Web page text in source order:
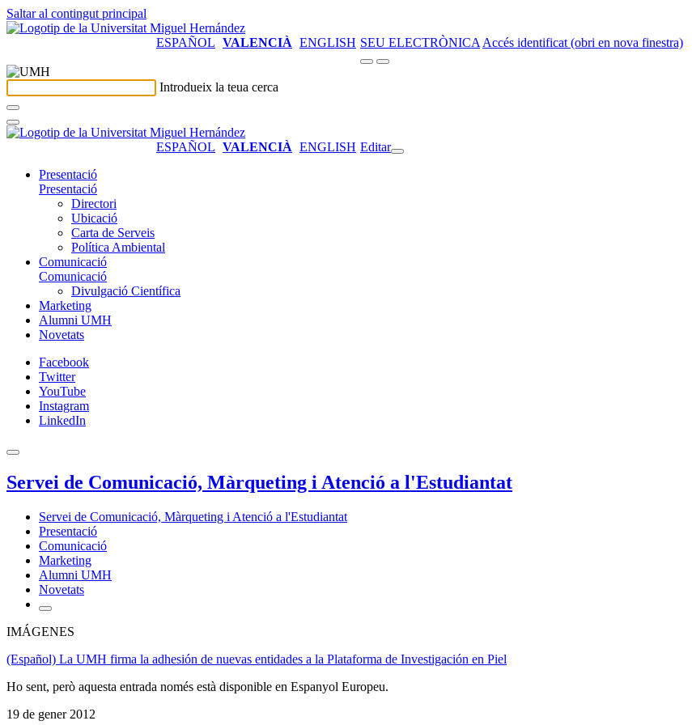
Saltar al contingut principal
ESPAÑOL VALENCIÀ ENGLISH SEU ELECTRÒNICA Accés identificat (obri en nova finestra)
Introdueix la teua cerca
ESPAÑOL VALENCIÀ ENGLISH Editar
Presentació
Presentació
Directori
Ubicació
Carta de Serveis
Política Ambiental
Comunicació
Comunicació
Divulgació Científica
Marketing
Alumni UMH
Novetats
Facebook
Twitter
YouTube
Instagram
LinkedIn
Servei de Comunicació, Màrqueting i Atenció a l'Estudiantat
Servei de Comunicació, Màrqueting i Atenció a l'Estudiantat
Presentació
Comunicació
Marketing
Alumni UMH
Novetats
IMÁGENES
(Español) La UMH firma la adhesión de nuevas entidades a la Plataforma de Investigación en Piel
Ho sent, però aquesta entrada només està disponible en Espanyol Europeu.
19 de gener 2012